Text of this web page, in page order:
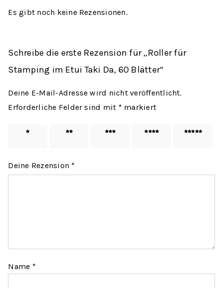
Es gibt noch keine Rezensionen.
Schreibe die erste Rezension für „Roller für
Stamping im Etui Taki Da, 60 Blätter“
Deine E-Mail-Adresse wird nicht veröffentlicht.
Erforderliche Felder sind mit * markiert
1 von
2 von
3 von
4 von
5 von
Deine Rezension *
Name *